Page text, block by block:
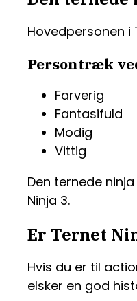
Hovedpersonen
Persontræk
Farverig
Fantasifuld
Modig
Vittig
Den ternede
Ninja 3.
Er Ternet
Hvis du er til
elsker en god